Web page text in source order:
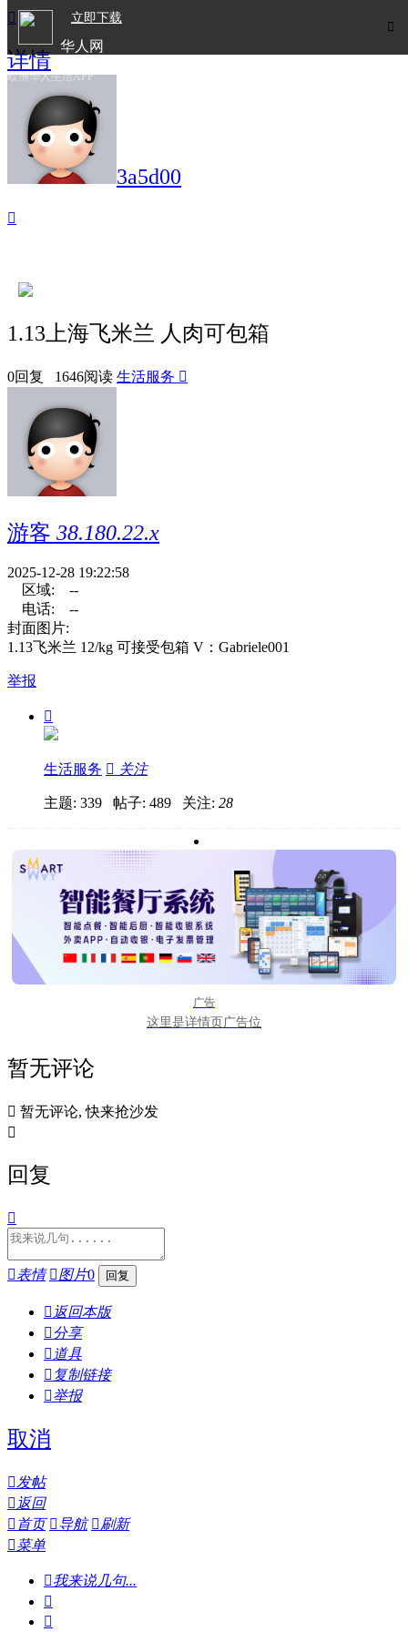

立即下载
华人网
欧洲华人生活APP

详情
3a5d00

1.13上海飞米兰 人肉可包箱
0回复 1646阅读 生活服务 
游客 38.180.22.x
2025-12-28 19:22:58
区域:
--
电话:
--
封面图片:
1.13飞米兰 12/kg 可接受包箱 V：Gabriele001
举报

生活服务  关注
主题: 339 帖子: 489 关注: 28
广告
这里是详情页广告位
暂无评论
 暂无评论, 快来抢沙发

回复

表情 图片0
 返回本版
分享
 道具
 复制链接
举报
取消
发帖
 返回
 首页 导航 刷新
菜单
我来说几句...

